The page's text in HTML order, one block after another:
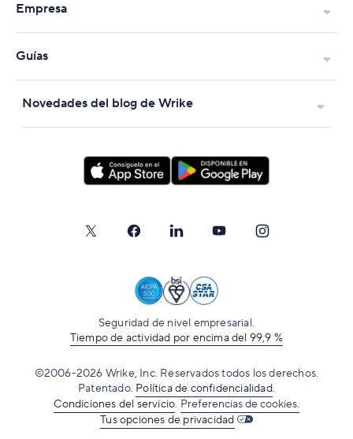
Empresa
Guías
Novedades del blog de Wrike
Seguridad de nivel empresarial.
Tiempo de actividad por encima del 99,9 %
©2006-2026 Wrike, Inc. Reservados todos los derechos.
Patentado. Política de confidencialidad.
Condiciones del servicio. Preferencias de cookies.
Tus opciones de privacidad